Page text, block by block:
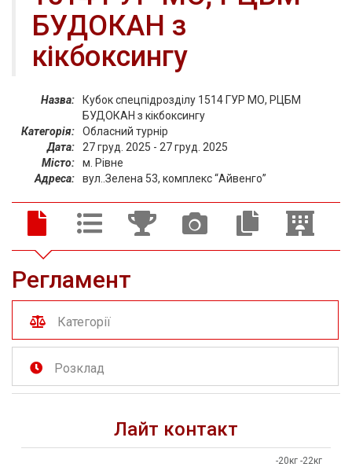
БУДОКАН з
кікбоксингу
Назва:
Кубок спецпідрозділу 1514 ГУР МО, РЦБМ
БУДОКАН з кікбоксингу
Категорія:
Обласний турнір
Дата:
27 груд. 2025 - 27 груд. 2025
Місто:
м. Рівне
Адреса:
вул..Зелена 53, комплекс “Айвенго”
Регламент
Категорії
Розклад
Лайт контакт
-20кг -22кг